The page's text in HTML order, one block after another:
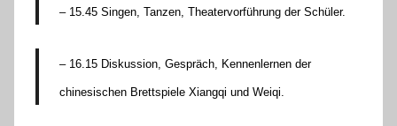
– 15.45 Singen, Tanzen, Theatervorführung der Schüler.
– 16.15 Diskussion, Gespräch, Kennenlernen der
chinesischen Brettspiele Xiangqi und Weiqi.